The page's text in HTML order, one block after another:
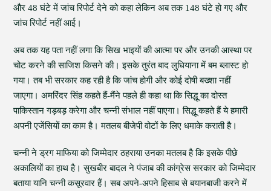
और 48 घंटे में जांच रिपोर्ट देने को कहा लेकिन अब तक 148 घंटे हो गए और
जांच रिपोर्ट नहीं आई।
अब तक यह पता नहीं लगा कि सिख भाइयों की आत्मा पर और उनकी आस्था पर
चोट करने की साजिश किसने की। इसके तुरंत बाद लुधियाना में बम ब्लास्ट हो
गया। तब भी सरकार कह रही है कि जांच होगी और कोई दोषी बख्शा नहीं
जाएगा। अमरिंदर सिंह कहते हैं-मैंने पहले ही कहा था कि सिद्धू का दोस्त
पाकिस्तान गड़बड़ करेगा और चन्नी संभाल नहीं पाएगा। सिद्धू कहते हैं ये हमारी
अपनी एजेंसियों का काम है। मतलब बीजेपी वोटों के लिए धमाके कराती है।
चन्नी ने ड्रग माफिया को जिम्मेदार ठहराया उनका मतलब है कि इसके पीछे
अकालियों का हाथ है। सुखबीर बादल ने पंजाब की कांग्रेस सरकार को जिम्मेदार
बताया यानि चन्नी कसूरवार हैं। सब अपने-अपने हिसाब से बयानबाजी करने में